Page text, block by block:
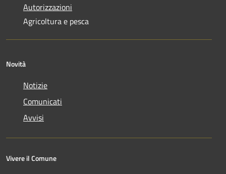
Autorizzazioni
Agricoltura e pesca
Novità
Notizie
Comunicati
Avvisi
Vivere il Comune